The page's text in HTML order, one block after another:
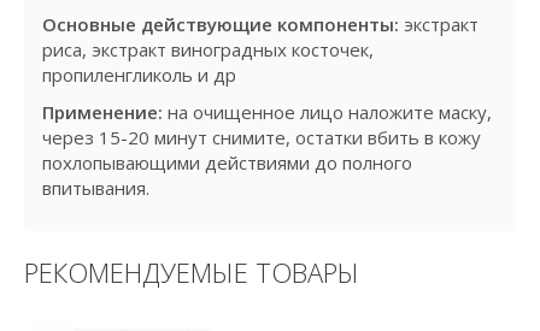
Основные действующие компоненты: экстракт
риса, экстракт виноградных косточек,
пропиленгликоль и др
Применение: на очищенное лицо наложите маску,
через 15-20 минут снимите, остатки вбить в кожу
похлопывающими действиями до полного
впитывания.
РЕКОМЕНДУЕМЫЕ ТОВАРЫ